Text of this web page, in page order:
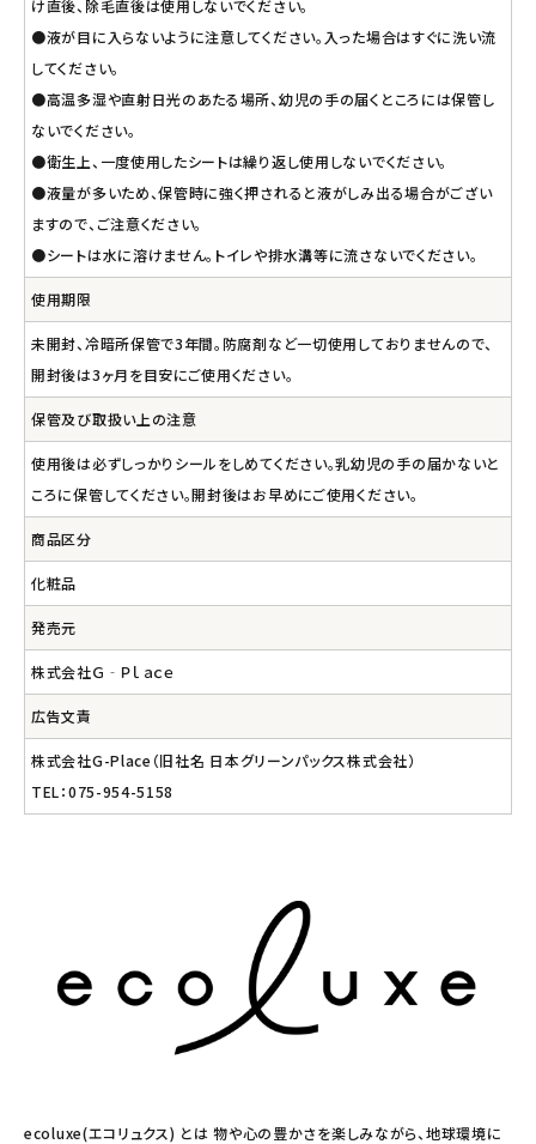
け直後、除毛直後は使用しないでください。
●液が目に入らないように注意してください。入った場合はすぐに洗い流
してください。
●高温多湿や直射日光のあたる場所、幼児の手の届くところには保管し
ないでください。
●衛生上、一度使用したシートは繰り返し使用しないでください。
●液量が多いため、保管時に強く押されると液がしみ出る場合がござい
ますので、ご注意ください。
●シートは水に溶けません。トイレや排水溝等に流さないでください。
使用期限
未開封、冷暗所保管で3年間。防腐剤など一切使用しておりませんので、
開封後は3ヶ月を目安にご使用ください。
保管及び取扱い上の注意
使用後は必ずしっかりシールをしめてください。乳幼児の手の届かないと
ころに保管してください。開封後はお早めにご使用ください。
商品区分
化粧品
発売元
株式会社Ｇ‐Ｐｌａｃｅ
広告文責
株式会社G-Place（旧社名 日本グリーンパックス株式会社）
TEL：075-954-5158
ecoluxe(エコリュクス) とは 物や心の豊かさを楽しみながら、地球環境に